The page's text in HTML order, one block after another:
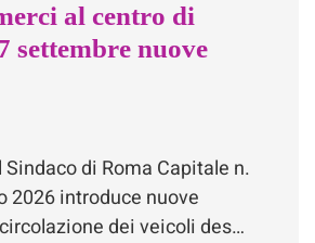
al centro di
settembre nuove
Sindaco di Roma Capitale n.
2026 introduce nuove
dei veicoli des…